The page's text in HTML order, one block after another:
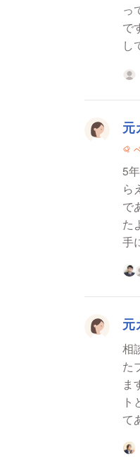
っ
です
し
元
5
ら
で
た
手
元
相
た
ま
て